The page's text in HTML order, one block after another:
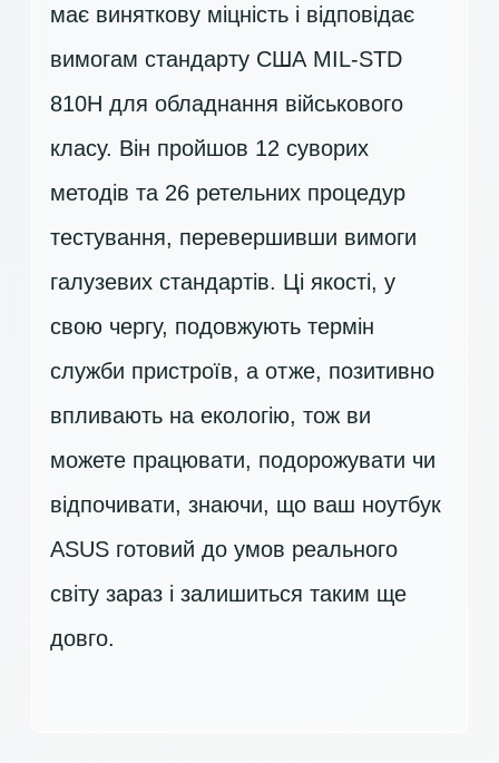
має виняткову міцність і відповідає
вимогам стандарту США MIL-STD
810H для обладнання військового
класу. Він пройшов 12 суворих
методів та 26 ретельних процедур
тестування, перевершивши вимоги
галузевих стандартів. Ці якості, у
свою чергу, подовжують термін
служби пристроїв, а отже, позитивно
впливають на екологію, тож ви
можете працювати, подорожувати чи
відпочивати, знаючи, що ваш ноутбук
ASUS готовий до умов реального
світу зараз і залишиться таким ще
довго.